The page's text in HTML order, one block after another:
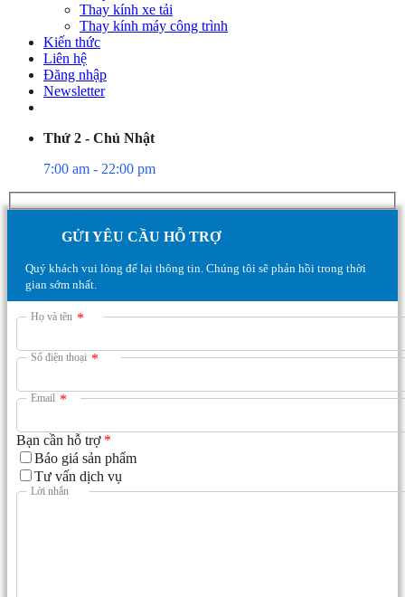
Thay kính xe tải
Thay kính máy công trình
Kiến thức
Liên hệ
Đăng nhập
Newsletter
Thứ 2 - Chủ Nhật
7:00 am - 22:00 pm
GỬI YÊU CẦU HỖ TRỢ
Quý khách vui lòng để lại thông tin. Chúng tôi sẽ phản hồi trong thời
gian sớm nhất.
Họ và tên *
Số điện thoại *
Email *
Bạn cần hỗ trợ *
Báo giá sản phẩm
Tư vấn dịch vụ
Lời nhắn